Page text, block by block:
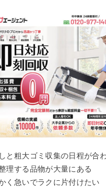
と粗大ゴミ収集の日程が合
理する品物が大量にある
く急いでラクに片付けたい